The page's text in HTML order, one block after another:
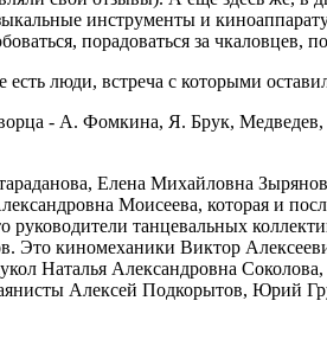
инструменты и
порадоваться за чкаловцев,
люди, встреча с которыми
- А. Фомкина, Я. Брук,
Елена Михайловна
Моисеева, которая и
руководители танцевальных
Это киномеханики Виктор
Наталья Александровна Соколова,
Алексей Подкорытов, Юрий